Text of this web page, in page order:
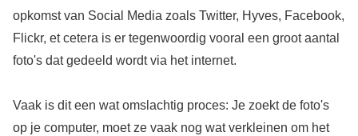
opkomst van Social Media zoals Twitter, Hyves, Facebook,
Flickr, et cetera is er tegenwoordig vooral een groot aantal
foto's dat gedeeld wordt via het internet.
Vaak is dit een wat omslachtig proces: Je zoekt de foto's
op je computer, moet ze vaak nog wat verkleinen om het